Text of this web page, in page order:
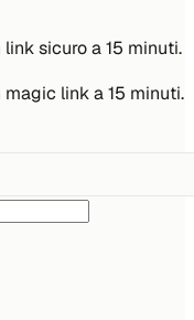
sicuro a 15 minuti.
link a 15 minuti.